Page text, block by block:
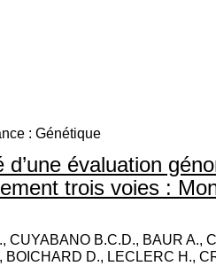
: Génétique
d’une évaluation
trois voies :
CUYABANO B.C.D., BAUR A.,
BOICHARD D., LECLERC H.,